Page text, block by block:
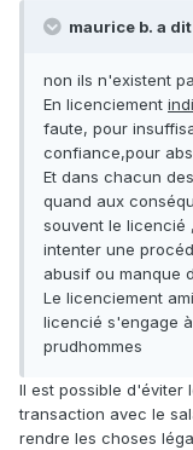
maurice b. a dit
non ils n'existent
En licenciement
faute, pour
confiance,pour
Et dans chacun
quand aux
souvent le licencié
intenter une
abusif ou manque
Le licenciement
licencié s'engage
prudhommes
Il est possible d'éviter
transaction avec le
rendre les choses